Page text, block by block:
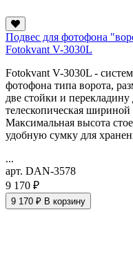
Подвес для фотофона
Fotokvant V-3030L
Fotokvant V-3030L -
фотофона типа ворота,
две стойки и
телескопическая
Максимальная высота
удобную сумку для
...
арт. DAN-3578
9 170 ₽
9 170 ₽ В корзину